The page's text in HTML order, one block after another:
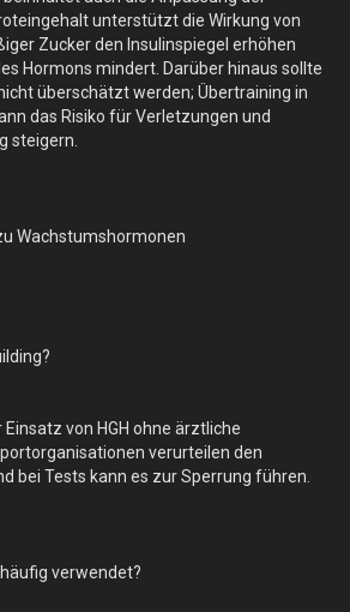
unterstützt die Wirkung von
Zucker den Insulinspiegel erhöhen
Hormons mindert. Darüber hinaus sollte
überschätzt werden; Übertraining in
das Risiko für Verletzungen und
steigern.
Wachstumshormonen
Einsatz von HGH ohne ärztliche
verurteilen den
bei Tests kann es zur Sperrung führen.
verwendet?